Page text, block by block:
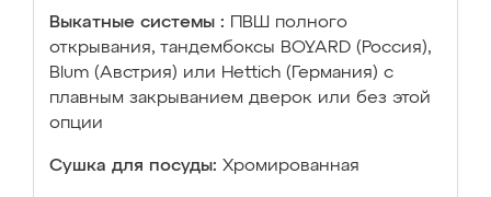
Выкатные системы :
ПВШ полного
открывания, тандембоксы BOYARD (Россия),
Blum (Австрия) или Hettich (Германия) с
плавным закрыванием дверок или без этой
опции
Сушка для посуды: Хромированная